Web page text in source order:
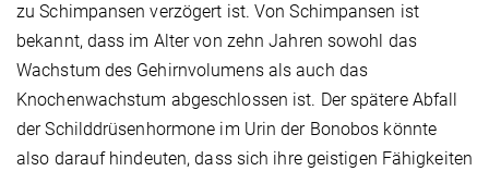
zu Schimpansen verzögert ist. Von Schimpansen ist
bekannt, dass im Alter von zehn Jahren sowohl das
Wachstum des Gehirnvolumens als auch das
Knochenwachstum abgeschlossen ist. Der spätere Abfall
der Schilddrüsenhormone im Urin der Bonobos könnte
also darauf hindeuten, dass sich ihre geistigen Fähigkeiten